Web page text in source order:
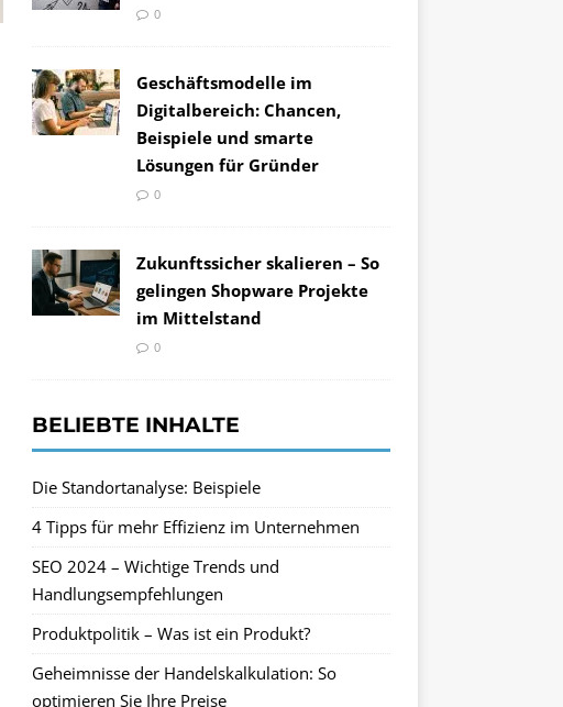
0
Geschäftsmodelle im
Digitalbereich: Chancen,
Beispiele und smarte
Lösungen für Gründer
0
Zukunftssicher skalieren – So
gelingen Shopware Projekte
im Mittelstand
0
BELIEBTE INHALTE
Die Standortanalyse: Beispiele
4 Tipps für mehr Effizienz im Unternehmen
SEO 2024 – Wichtige Trends und
Handlungsempfehlungen
Produktpolitik – Was ist ein Produkt?
Geheimnisse der Handelskalkulation: So
optimieren Sie Ihre Preise